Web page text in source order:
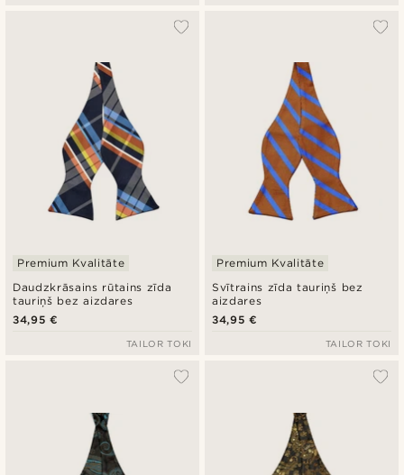
Daudzkrāsains rūtains zīda
tauriņš bez aizdares
Premium Kvalitāte
34,95 €
TAILOR TOKI
Svītrains zīda tauriņš bez
aizdares
Premium Kvalitāte
34,95 €
TAILOR TOKI